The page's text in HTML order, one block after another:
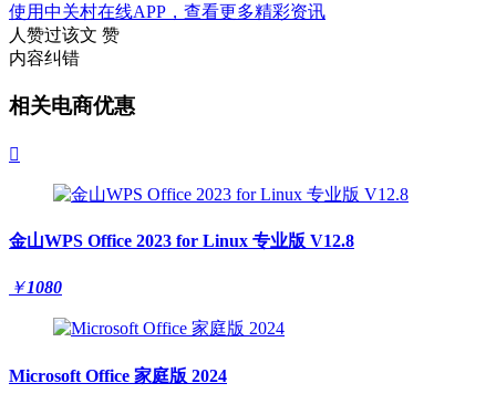
使用中关村在线APP，查看更多精彩资讯
人赞过该文 赞
内容纠错
相关电商优惠

金山WPS Office 2023 for Linux 专业版 V12.8
￥1080
Microsoft Office 家庭版 2024